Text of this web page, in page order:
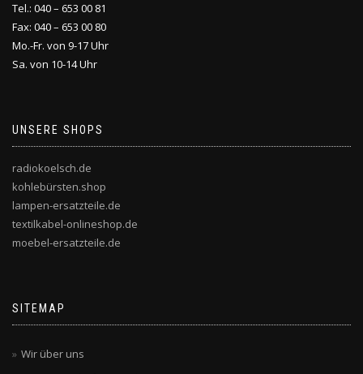
Tel.: 040 – 653 00 81
Fax: 040 – 653 00 80
Mo.-Fr. von 9-17 Uhr
Sa. von 10-14 Uhr
UNSERE SHOPS
radiokoelsch.de
kohlebürsten.shop
lampen-ersatzteile.de
textilkabel-onlineshop.de
moebel-ersatzteile.de
SITEMAP
Wir über uns